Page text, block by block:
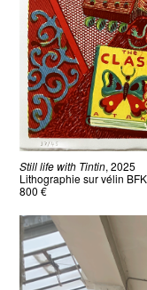
Still life with Tintin, 2025
Lithographie sur vélin
800 €